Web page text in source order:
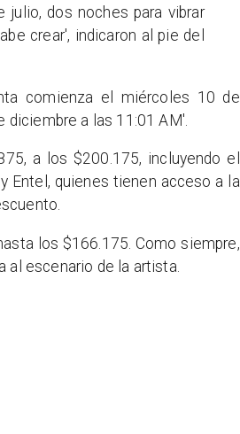
dos noches para vibrar
crear', indicaron al pie del
comienza el miércoles 10 de
diciembre a las 11:01 AM'.
a los $200.175, incluyendo el
Entel, quienes tienen acceso a la
los $166.175. Como siempre,
al escenario de la artista.